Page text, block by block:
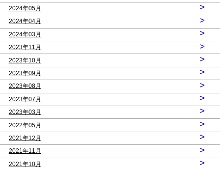
2024年05月 >
2024年04月 >
2024年03月 >
2023年11月 >
2023年10月 >
2023年09月 >
2023年08月 >
2023年07月 >
2023年03月 >
2022年05月 >
2021年12月 >
2021年11月 >
2021年10月 >